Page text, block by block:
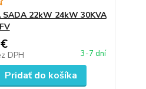
SADA 22kW 24kW 30KVA
DPH 3-7 dní
Pridať do košíka